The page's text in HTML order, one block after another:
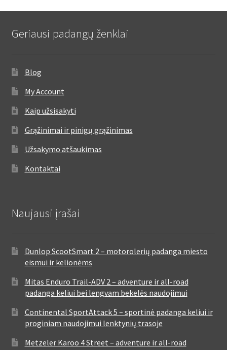
Geriausi padangų ženklai
Blog
My Account
Kaip užsisakyti
Grąžinimai ir pinigų grąžinimas
Užsakymo atšaukimas
Kontaktai
Naujausi įrašai
Dunlop ScootSmart 2 – motorolerių padanga miesto
eismui ir kelionėms
Mitas Enduro Trail-ADV 2 – adventure ir all-road
padanga keliui bei lengvam bekelės naudojimui
Continental SportAttack 5 – sportinė padanga keliui ir
proginiam naudojimui lenktynių trasoje
Metzeler Karoo 4 Street – adventure ir all-road